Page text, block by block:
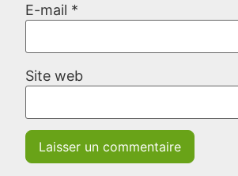
E-mail *
Site web